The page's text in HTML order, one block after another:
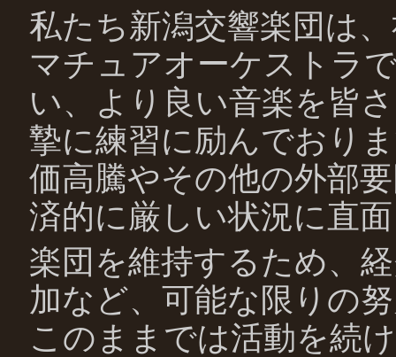
私たち新潟交響楽団は
マチュアオーケストラ
い、より良い音楽を皆
摯に練習に励んでおり
価高騰やその他の外部
済的に厳しい状況に直
楽団を維持するため、
加など、可能な限りの
このままでは活動を続